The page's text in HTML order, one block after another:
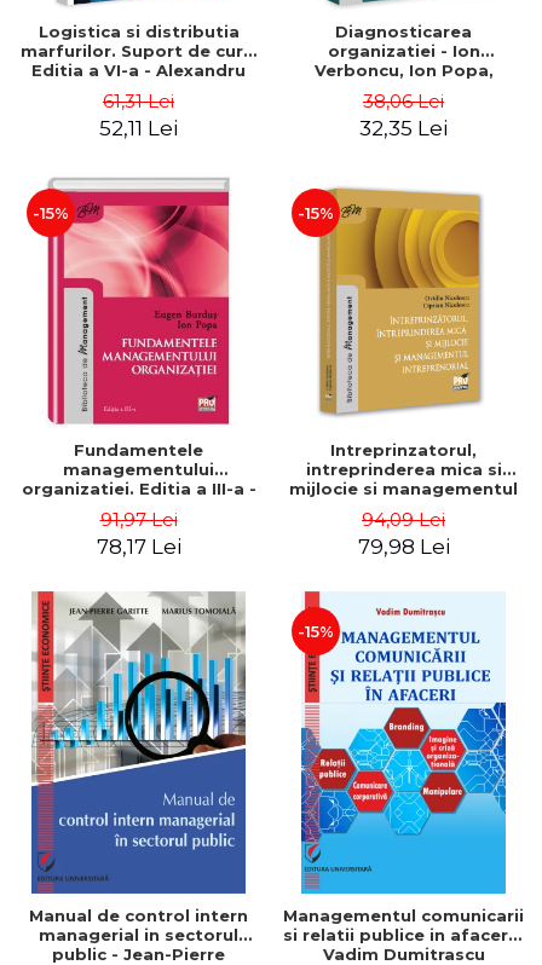
Logistica si distributia
marfurilor. Suport de curs.
Editia a VI-a - Alexandru
61,31 Lei
52,11 Lei
Diagnosticarea
organizatiei - Ion
Verboncu, Ion Popa,
38,06 Lei
32,35 Lei
-15%
Fundamentele
managementului
organizatiei. Editia a III-a -
91,97 Lei
78,17 Lei
-15%
Intreprinzatorul,
intreprinderea mica si
mijlocie si managementul
Nicolescu, Ciprian
Nicolescu
94,09 Lei
79,98 Lei
Manual de control intern
managerial in sectorul
public - Jean-Pierre
-15%
Managementul comunicarii
si relatii publice in afaceri -
Vadim Dumitrascu